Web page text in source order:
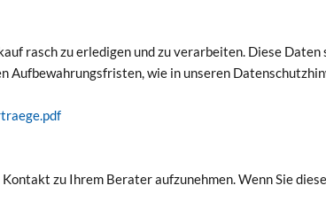
rasch zu erledigen und zu verarbeiten. Diese
Aufbewahrungsfristen, wie in unseren
zu Ihrem Berater aufzunehmen. Wenn Sie